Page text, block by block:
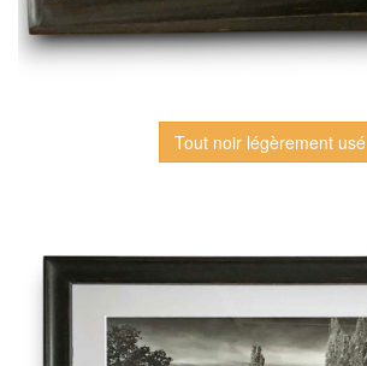
Tout noir légèrement usé